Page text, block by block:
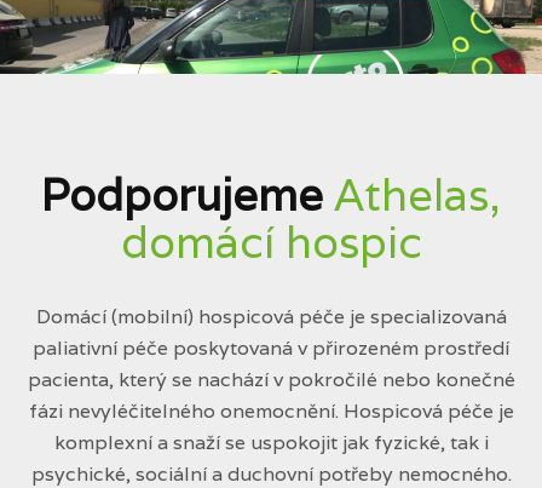
PodporujemeAthelas,
domácí hospic
Domácí (mobilní) hospicová péče je specializovaná
paliativní péče poskytovaná v přirozeném prostředí
pacienta, který se nachází v pokročilé nebo konečné
fázi nevyléčitelného onemocnění. Hospicová péče je
komplexní a snaží se uspokojit jak fyzické, tak i
psychické, sociální a duchovní potřeby nemocného.